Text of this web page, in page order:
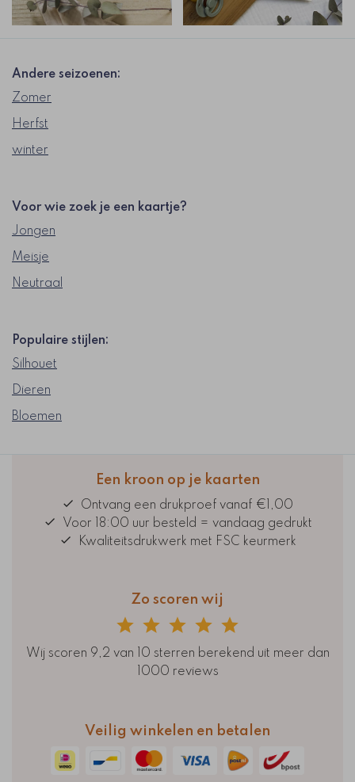
Andere seizoenen:
Zomer
Herfst
winter
Voor wie zoek je een kaartje?
Jongen
Meisje
Neutraal
Populaire stijlen:
Silhouet
Dieren
Bloemen
Een kroon op je kaarten
Ontvang een drukproef vanaf €1,00
Voor 18:00 uur besteld = vandaag gedrukt
Kwaliteitsdrukwerk met FSC keurmerk
Zo scoren wij
Wij scoren 9,2 van 10 sterren berekend uit meer dan
1000 reviews
Veilig winkelen en betalen